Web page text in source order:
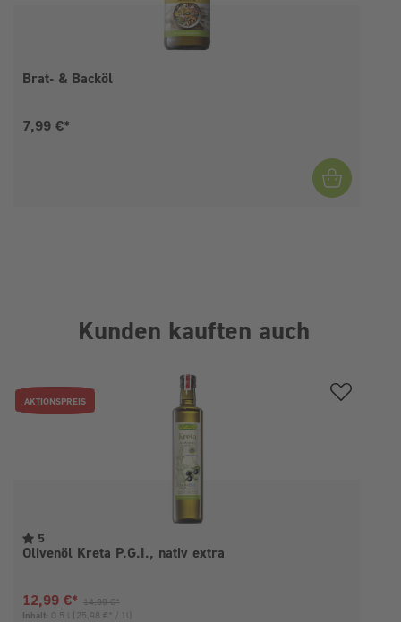
Brat- & Backöl
Aktueller Preis:
7,99 €*
Kunden kauften auch
AKTIONSPREIS
5
Olivenöl Kreta P.G.I., nativ extra
Aktueller Preis:
12,99 €* 14,99 €*
Inhalt: 0.5 l (25,98 €* / 1l)